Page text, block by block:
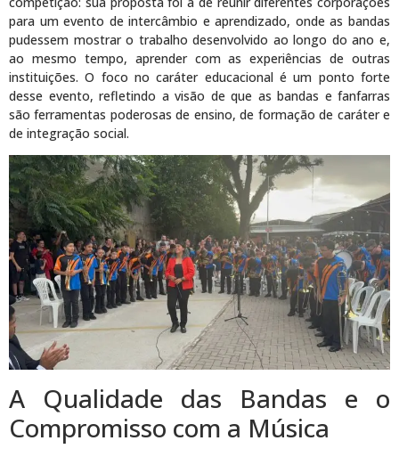
para um evento de intercâmbio e aprendizado, onde as bandas
pudessem mostrar o trabalho desenvolvido ao longo do ano e,
ao mesmo tempo, aprender com as experiências de outras
instituições. O foco no caráter educacional é um ponto forte
desse evento, refletindo a visão de que as bandas e fanfarras
são ferramentas poderosas de ensino, de formação de caráter e
de integração social.
A Qualidade das Bandas e o
Compromisso com a Música